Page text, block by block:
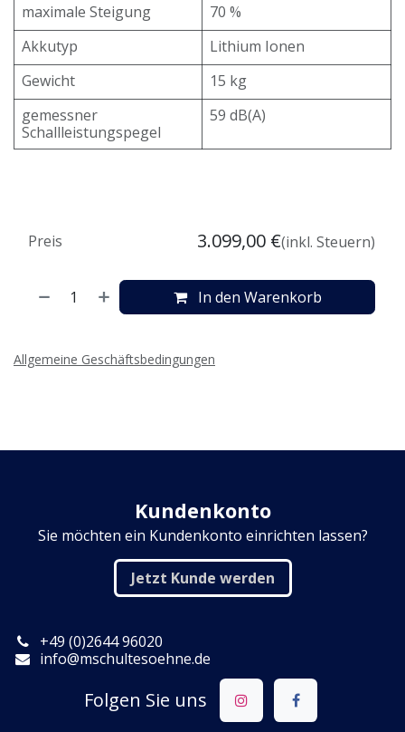
maximale Steigung
70 %
Akkutyp
Lithium Ionen
Gewicht
15 kg
gemessner
Schallleistungspegel
59 dB(A)
In den Warenkorb
Preis 3.099,00 €(inkl. Steuern)
Allgemeine Geschäftsbedingungen
Kundenkonto
Sie möchten ein Kundenkonto einrichten lassen?
Jetzt Kunde werden
+49 (​0)2644 96020
info@mschultesoehne.de
Folgen Sie uns